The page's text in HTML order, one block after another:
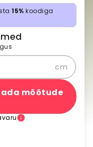
15% koodiga
cm
mõõtude